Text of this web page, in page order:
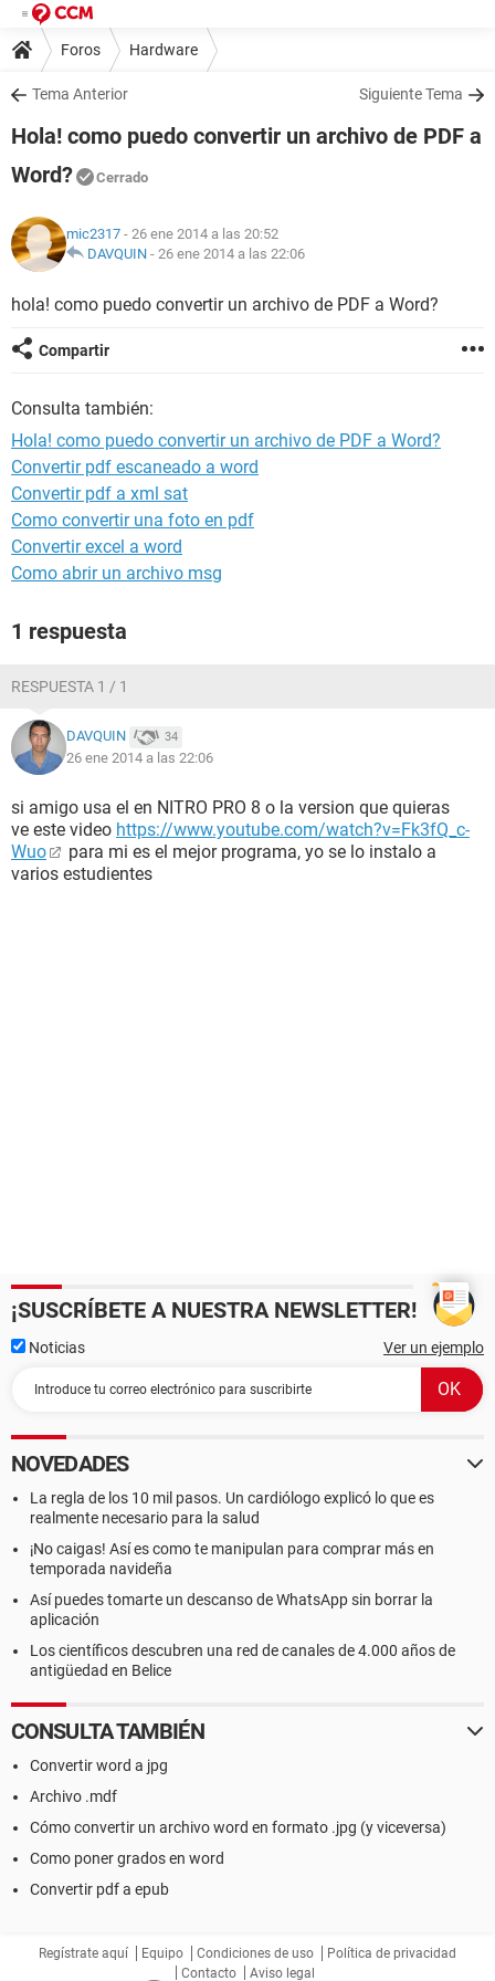
Foros Hardware
Tema Anterior Siguiente Tema
Hola! como puedo convertir un archivo de PDF a
Word?
Cerrado
mic2317 - 26 ene 2014 a las 20:52
DAVQUIN - 26 ene 2014 a las 22:06
hola! como puedo convertir un archivo de PDF a Word?
Compartir
Consulta también:
Hola! como puedo convertir un archivo de PDF a Word?
Convertir pdf escaneado a word
Convertir pdf a xml sat
Como convertir una foto en pdf
Convertir excel a word
Como abrir un archivo msg
1 respuesta
RESPUESTA 1 / 1
DAVQUIN 34
26 ene 2014 a las 22:06
si amigo usa el en NITRO PRO 8 o la version que quieras
ve este video https://www.youtube.com/watch?v=Fk3fQ_c-
Wuo
para mi es el mejor programa, yo se lo instalo a
varios estudientes
¡SUSCRÍBETE A NUESTRA NEWSLETTER!
Noticias Ver un ejemplo
NOVEDADES
La regla de los 10 mil pasos. Un cardiólogo explicó lo que es
realmente necesario para la salud
¡No caigas! Así es como te manipulan para comprar más en
temporada navideña
Así puedes tomarte un descanso de WhatsApp sin borrar la
aplicación
Los científicos descubren una red de canales de 4.000 años de
antigüedad en Belice
CONSULTA TAMBIÉN
Convertir word a jpg
Archivo .mdf
Cómo convertir un archivo word en formato .jpg (y viceversa)
Como poner grados en word
Convertir pdf a epub
Regístrate aquí Equipo Condiciones de uso
Política de privacidad
Contacto
Aviso legal